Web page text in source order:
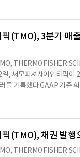
된 제5차 보충 계약서에
다.변동금리 채권의 이자
된다.2035년 9월 1일 이
권의 원금의 100% 또는
강등된 경우 채권을
보 채무와 동일한 지위를
는 뉴욕주 법률에 따라 해
.이 채권의 발행은 회사
바랍니
(TMO), 3분기 매
THERMO FISHER
, 써모피셔사이언티픽이
를 기록했다.GAAP 기준
한, 정밀 의학을 발전시
서에서 출시했다.이는 비
내릴 수 있도록 지원한다.
경퇴행성 질환에 대한 연
12 투과 전자 현미
(TMO), 채권 발행
THERMO FISHER